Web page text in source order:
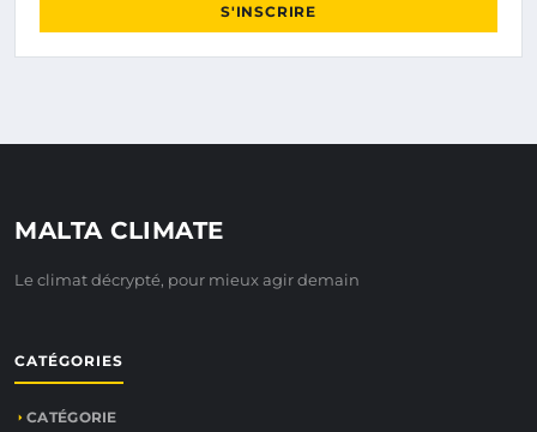
S'INSCRIRE
MALTA CLIMATE
Le climat décrypté, pour mieux agir demain
CATÉGORIES
CATÉGORIE